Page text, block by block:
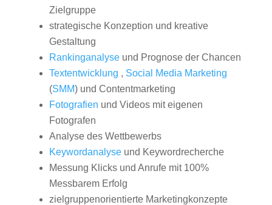
Zielgruppe
strategische Konzeption und kreative
Gestaltung
Rankinganalyseund Prognose der Chancen
Textentwicklung , Social Media Marketing
(SMM) und Contentmarketing
Fotografien und Videos mit eigenen
Fotografen
Analyse des Wettbewerbs
Keywordanalyseund Keywordrecherche
Messung Klicks und Anrufe mit 100%
Messbarem Erfolg
zielgruppenorientierte Marketingkonzepte